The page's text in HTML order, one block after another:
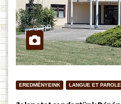
EREDMÉNYEINK LANGUE ET PAROLE